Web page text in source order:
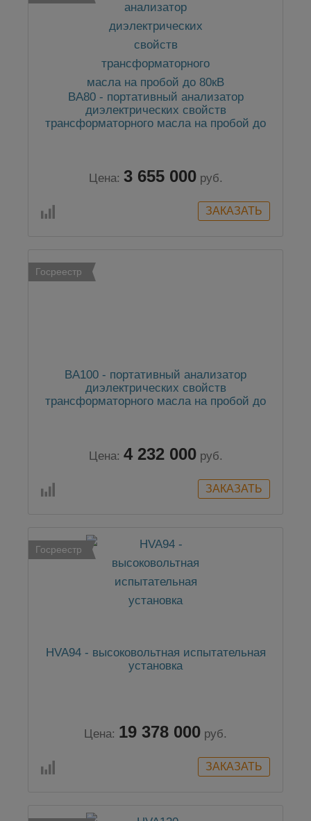
BA80 - портативный анализатор
диэлектрических свойств
трансформаторного масла на пробой до
Цена: 3 655 000 руб.
Госреестр
BA100 - портативный анализатор
диэлектрических свойств
трансформаторного масла на пробой до
Цена: 4 232 000 руб.
Госреестр
HVA94 - высоковольтная испытательная
установка
Цена: 19 378 000 руб.